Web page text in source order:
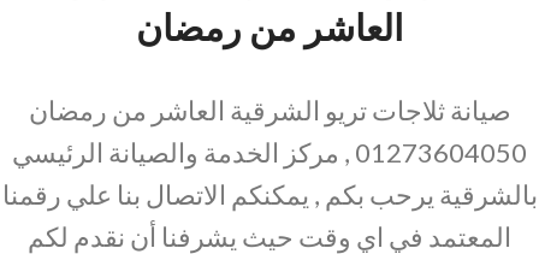
العاشر من رمضان
صيانة ثلاجات تريو الشرقية العاشر من رمضان
01273604050 , مركز الخدمة والصيانة الرئيسي
بالشرقية يرحب بكم , يمكنكم الاتصال بنا علي رقمنا
المعتمد في اي وقت حيث يشرفنا أن نقدم لكم